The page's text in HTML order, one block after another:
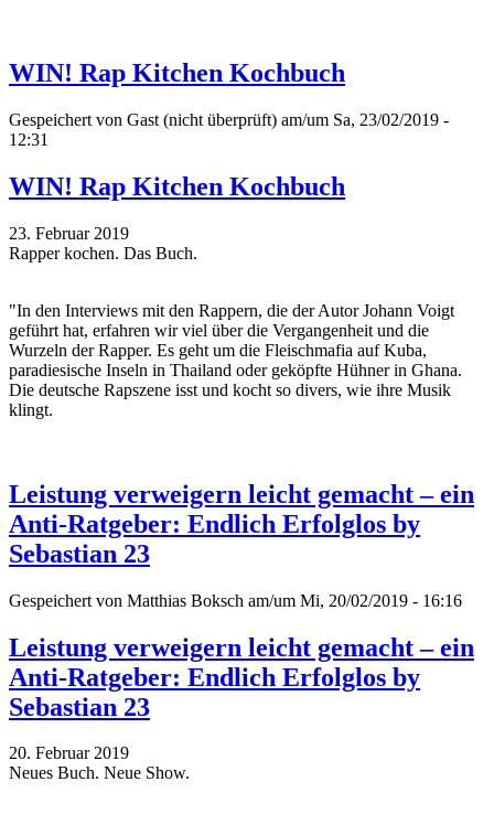
WIN! Rap Kitchen Kochbuch
Gespeichert von Gast (nicht überprüft) am/um Sa, 23/02/2019 -
12:31
WIN! Rap Kitchen Kochbuch
23. Februar 2019
Rapper kochen. Das Buch.
"In den Interviews mit den Rappern, die der Autor Johann Voigt
geführt hat, erfahren wir viel über die Vergangenheit und die
Wurzeln der Rapper. Es geht um die Fleischmafia auf Kuba,
paradiesische Inseln in Thailand oder geköpfte Hühner in Ghana.
Die deutsche Rapszene isst und kocht so divers, wie ihre Musik
klingt.
Leistung verweigern leicht gemacht – ein
Anti-Ratgeber: Endlich Erfolglos by
Sebastian 23
Gespeichert von Matthias Boksch am/um Mi, 20/02/2019 - 16:16
Leistung verweigern leicht gemacht – ein
Anti-Ratgeber: Endlich Erfolglos by
Sebastian 23
20. Februar 2019
Neues Buch. Neue Show.